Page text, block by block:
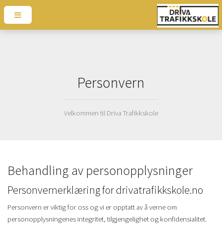
Personvern
Velkommen til Driva Trafikkskole
Behandling av personopplysninger
Personvernerklæring for drivatrafikkskole.no
Personvern er viktig for oss og vi er opptatt av å verne om
personopplysningenes integritet, tilgjengelighet og konfidensialitet.